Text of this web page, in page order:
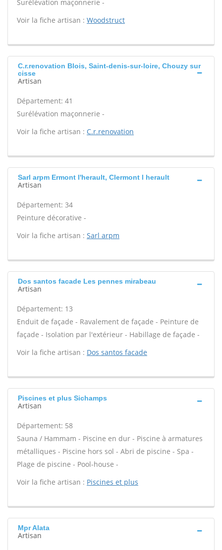
Surélévation maçonnerie -
Voir la fiche artisan : Woodstruct
C.r.renovation Blois, Saint-denis-sur-loire, Chouzy sur
cisse
Artisan
Département: 41
Surélévation maçonnerie -
Voir la fiche artisan : C.r.renovation
Sarl arpm Ermont l'herault, Clermont l herault
Artisan
Département: 34
Peinture décorative -
Voir la fiche artisan : Sarl arpm
Dos santos facade Les pennes mirabeau
Artisan
Département: 13
Enduit de façade - Ravalement de façade - Peinture de
façade - Isolation par l'extérieur - Habillage de façade -
Voir la fiche artisan : Dos santos facade
Piscines et plus Sichamps
Artisan
Département: 58
Sauna / Hammam - Piscine en dur - Piscine à armatures
métalliques - Piscine hors sol - Abri de piscine - Spa -
Plage de piscine - Pool-house -
Voir la fiche artisan : Piscines et plus
Mpr Alata
Artisan